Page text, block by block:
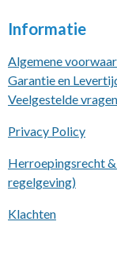
Informatie
Algemene
Garantie en
Veelgestelde vragen
Privacy Policy
Herroepingsrecht
regelgeving)
Klachten